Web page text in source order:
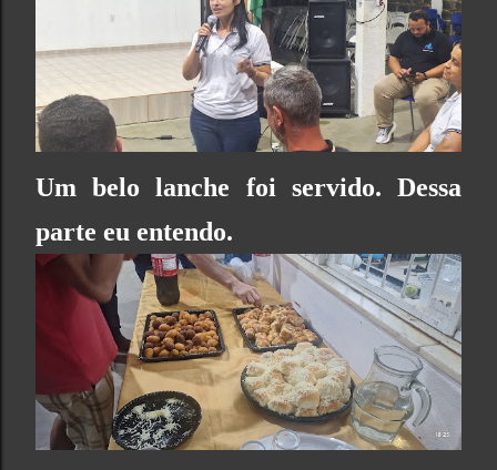
Um belo lanche foi servido. Dessa
parte eu entendo.